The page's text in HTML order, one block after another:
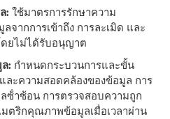
ล:ใช้มาตรการรักษาความ
จากการเข้าถึง การละเมิด และ
ดยไม่ได้รับอนุญาต
: กําหนดกระบวนการและขั้น
ะความสอดคล้องของข้อมูล การ
ซ้ําซ้อน การตรวจสอบความถูก
มตริกคุณภาพข้อมูลเมื่อเวลาผ่าน